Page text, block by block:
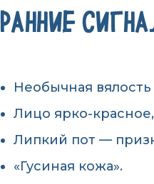
РАННИЕ
Необычная
Лицо ярко-
Липкий пот —
«Гусиная кожа».